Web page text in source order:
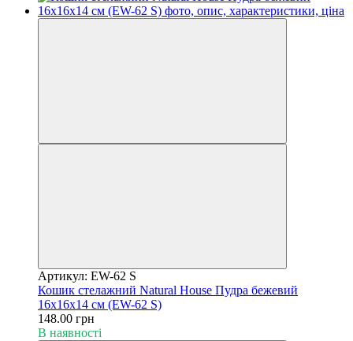
Артикул: EW-62 S
Кошик стелажний Natural House Пудра бежевий
16x16х14 см (EW-62 S)
148.00 грн
В наявності